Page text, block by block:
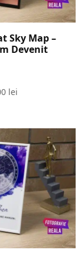
Sky Map –
Devenit
lei